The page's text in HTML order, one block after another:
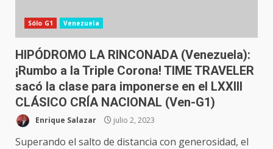
Sólo G1 Venezuela
HIPÓDROMO LA RINCONADA (Venezuela):
¡Rumbo a la Triple Corona! TIME TRAVELER
sacó la clase para imponerse en el LXXIII
CLÁSICO CRÍA NACIONAL (Ven-G1)
Enrique Salazar julio 2, 2023
Superando el salto de distancia con generosidad, el